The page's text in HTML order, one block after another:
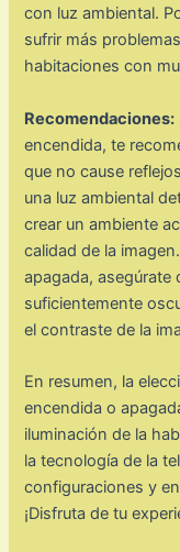
con luz ambiental.
sufrir más
habitaciones con
Recomendaciones:
encendida, te
que no cause
una luz ambiental
crear un ambiente
calidad de la
apagada, asegúrate
suficientemente
el contraste de la
En resumen, la
encendida o
iluminación de la
la tecnología de la
configuraciones y
¡Disfruta de tu